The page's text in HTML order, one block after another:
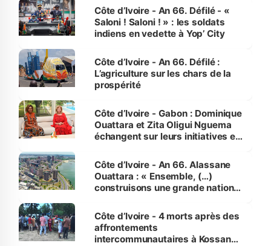
Côte d’Ivoire - An 66. Défilé - «
Saloni ! Saloni ! » : les soldats
indiens en vedette à Yop’ City
Côte d’Ivoire - An 66. Défilé :
L’agriculture sur les chars de la
prospérité
Côte d’Ivoire - Gabon : Dominique
Ouattara et Zita Oligui Nguema
échangent sur leurs initiatives en
enfants
Côte d’Ivoire - An 66. Alassane
Ouattara : « Ensemble, (…)
construisons une grande nation
générations futures »
Côte d’Ivoire - 4 morts après des
affrontements
intercommunautaires à Kossandji